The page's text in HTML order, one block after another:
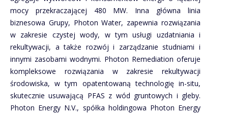
mocy przekraczającej 480 MW. Inna główna linia
biznesowa Grupy, Photon Water, zapewnia rozwiązania
w zakresie czystej wody, w tym usługi uzdatniania i
rekultywacji, a także rozwój i zarządzanie studniami i
innymi zasobami wodnymi. Photon Remediation oferuje
kompleksowe rozwiązania w zakresie rekultywacji
środowiska, w tym opatentowaną technologię in-situ,
skutecznie usuwającą PFAS z wód gruntowych i gleby.
Photon Energy N.V., spółka holdingowa Photon Energy